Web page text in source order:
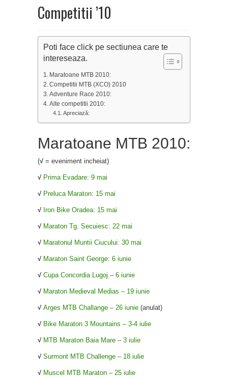
Competitii ’10
Poti face click pe sectiunea care te
intereseaza.
Maratoane MTB 2010:
Competitii MTB (XCO) 2010
Adventure Race 2010:
Alte competitii 2010:
Apreciază:
Maratoane MTB 2010:
(√ = eveniment incheiat)
√ Prima Evadare: 9 mai
√ Preluca Maraton: 15 mai
√ Iron Bike Oradea: 15 mai
√ Maraton Tg. Secuiesc: 22 mai
√ Maratonul Muntii Ciucului: 30 mai
√ Maraton Saint George: 6 iunie
√ Cupa Concordia Lugoj – 6 iunie
√ Maraton Medieval Medias – 19 iunie
√ Arges MTB Challange – 26 iunie (anulat)
√ Bike Maraton 3 Mountains – 3-4 iulie
√ MTB Maraton Baia Mare – 3 iulie
√ Surmont MTB Challenge – 18 iulie
√ Muscel MTB Maraton – 25 iulie